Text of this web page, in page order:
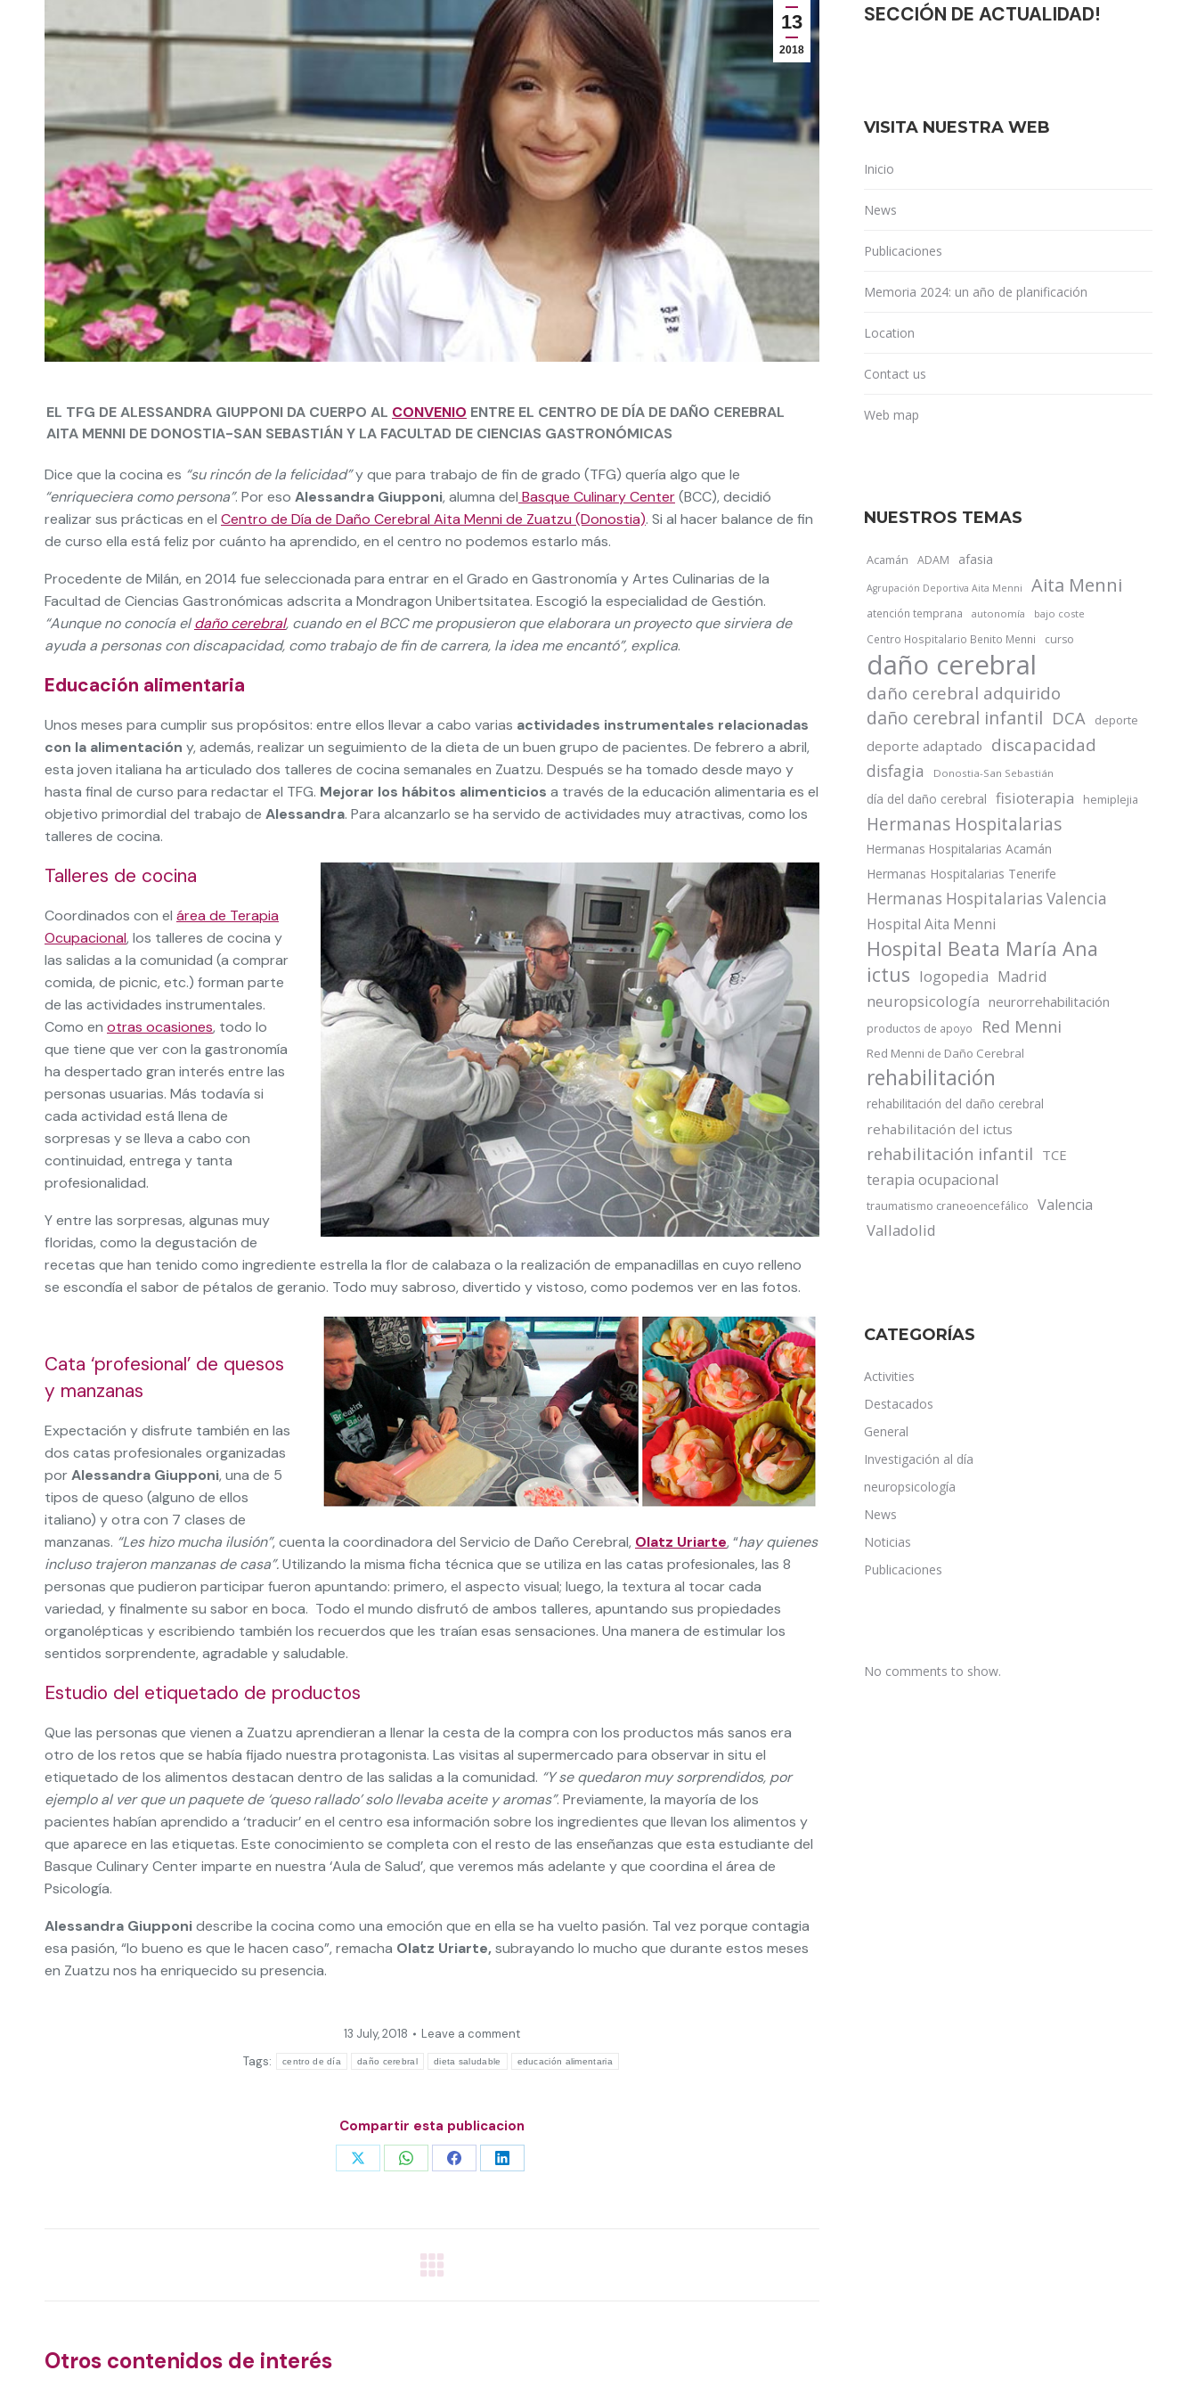
13
2018
EL TFG DE ALESSANDRA GIUPPONI DA CUERPO AL CONVENIO ENTRE EL CENTRO DE DÍA DE DAÑO CEREBRAL
AITA MENNI DE DONOSTIA-SAN SEBASTIÁN Y LA FACULTAD DE CIENCIAS GASTRONÓMICAS
Dice que la cocina es “su rincón de la felicidad”y que para trabajo de fin de grado (TFG) quería algo que le
“enriqueciera como persona”. Por eso Alessandra Giupponi, alumna del Basque Culinary Center(BCC), decidió
realizar sus prácticas en el Centro de Día de Daño Cerebral Aita Menni de Zuatzu (Donostia). Si al hacer balance de fin
de curso ella está feliz por cuánto ha aprendido, en el centro no podemos estarlo más.
Procedente de Milán, en 2014 fue seleccionada para entrar en el Grado en Gastronomía y Artes Culinarias de la
Facultad de Ciencias Gastronómicas adscrita a Mondragon Unibertsitatea. Escogió la especialidad de Gestión.
“Aunque no conocía eldaño cerebral, cuando en el BCC me propusieron que elaborara un proyecto que sirviera de
ayuda a personas con discapacidad, como trabajo de fin de carrera, la idea me encantó”, explica.
Educación alimentaria
Unos meses para cumplir sus propósitos: entre ellos llevar a cabo varias actividades instrumentales relacionadas
con la alimentación y, además, realizar un seguimiento de la dieta de un buen grupo de pacientes. De febrero a abril,
esta joven italiana ha articulado dos talleres de cocina semanales en Zuatzu. Después se ha tomado desde mayo y
hasta final de curso para redactar el TFG. Mejorar los hábitos alimenticios a través de la educación alimentaria es el
objetivo primordial del trabajo de Alessandra. Para alcanzarlo se ha servido de actividades muy atractivas, como los
talleres de cocina.
Talleres de cocina
Coordinados con el área de Terapia
Ocupacional, los talleres de cocina y
las salidas a la comunidad (a comprar
comida, de picnic, etc.) forman parte
de las actividades instrumentales.
Como en otras ocasiones, todo lo
que tiene que ver con la gastronomía
ha despertado gran interés entre las
personas usuarias. Más todavía si
cada actividad está llena de
sorpresas y se lleva a cabo con
continuidad, entrega y tanta
profesionalidad.
Y entre las sorpresas, algunas muy
floridas, como la degustación de
recetas que han tenido como ingrediente estrella la flor de calabaza o la realización de empanadillas en cuyo relleno
se escondía el sabor de pétalos de geranio. Todo muy sabroso, divertido y vistoso, como podemos ver en las fotos.
Cata ‘profesional’ de quesos
y manzanas
Expectación y disfrute también en las
dos catas profesionales organizadas
porAlessandra Giupponi, una de 5
tipos de queso (alguno de ellos
italiano) y otra con 7 clases de
manzanas. “Les hizo mucha ilusión”, cuenta la coordinadora del Servicio de Daño Cerebral, Olatz Uriarte, “hay quienes
incluso trajeron manzanas de casa”.Utilizando la misma ficha técnica que se utiliza en las catas profesionales, las 8
personas que pudieron participar fueron apuntando: primero, el aspecto visual; luego, la textura al tocar cada
variedad, y finalmente su sabor en boca. Todo el mundo disfrutó de ambos talleres, apuntando sus propiedades
organolépticas y escribiendo también los recuerdos que les traían esas sensaciones. Una manera de estimular los
sentidos sorprendente, agradable y saludable.
Estudio del etiquetado de productos
Que las personas que vienen a Zuatzu aprendieran a llenar la cesta de la compra con los productos más sanos era
otro de los retos que se había fijado nuestra protagonista. Las visitas al supermercado para observar in situ el
etiquetado de los alimentos destacan dentro de las salidas a la comunidad. “Y se quedaron muy sorprendidos, por
ejemplo al ver que un paquete de ‘queso rallado’ solo llevaba aceite y aromas”. Previamente, la mayoría de los
pacientes habían aprendido a ‘traducir’ en el centro esa información sobre los ingredientes que llevan los alimentos y
que aparece en las etiquetas. Este conocimiento se completa con el resto de las enseñanzas que esta estudiante del
Basque Culinary Center imparte en nuestra ‘Aula de Salud’, que veremos más adelante y que coordina el área de
Psicología.
Alessandra Giupponidescribe la cocina como una emoción que en ella se ha vuelto pasión. Tal vez porque contagia
esa pasión, “lo bueno es que le hacen caso”, remacha Olatz Uriarte, subrayando lo mucho que durante estos meses
en Zuatzu nos ha enriquecido su presencia.
13 July, 2018
Leave a comment
Tags:
centro de día daño cerebral dieta saludable educación alimentaria
Compartir esta publicacion
Share Share Share Share
Otros contenidos de interés
SECCIÓN DE ACTUALIDAD!
VISITA NUESTRA WEB
Inicio
News
Publicaciones
Memoria 2024: un año de planificación
Location
Contact us
Web map
NUESTROS TEMAS
Acamán ADAM afasia
Agrupación Deportiva Aita Menni Aita Menni
atención temprana autonomía bajo coste
Centro Hospitalario Benito Menni curso
daño cerebral
daño cerebral adquirido
daño cerebral infantil DCA deporte
deporte adaptado discapacidad
disfagia Donostia-San Sebastián
día del daño cerebral fisioterapia hemiplejia
Hermanas Hospitalarias
Hermanas Hospitalarias Acamán
Hermanas Hospitalarias Tenerife
Hermanas Hospitalarias Valencia
Hospital Aita Menni
Hospital Beata María Ana
ictus logopedia Madrid
neuropsicología neurorrehabilitación
productos de apoyo Red Menni
Red Menni de Daño Cerebral
rehabilitación
rehabilitación del daño cerebral
rehabilitación del ictus
rehabilitación infantil TCE
terapia ocupacional
traumatismo craneoencefálico Valencia
Valladolid
CATEGORÍAS
Activities
Destacados
General
Investigación al día
neuropsicología
News
Noticias
Publicaciones
No comments to show.